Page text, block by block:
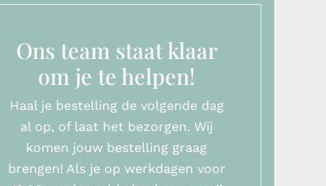
Ons team staat klaar
om je te helpen!
Haal je bestelling de volgende dag
al op, of laat het bezorgen. Wij
komen jouw bestelling graag
brengen! Als je op werkdagen voor